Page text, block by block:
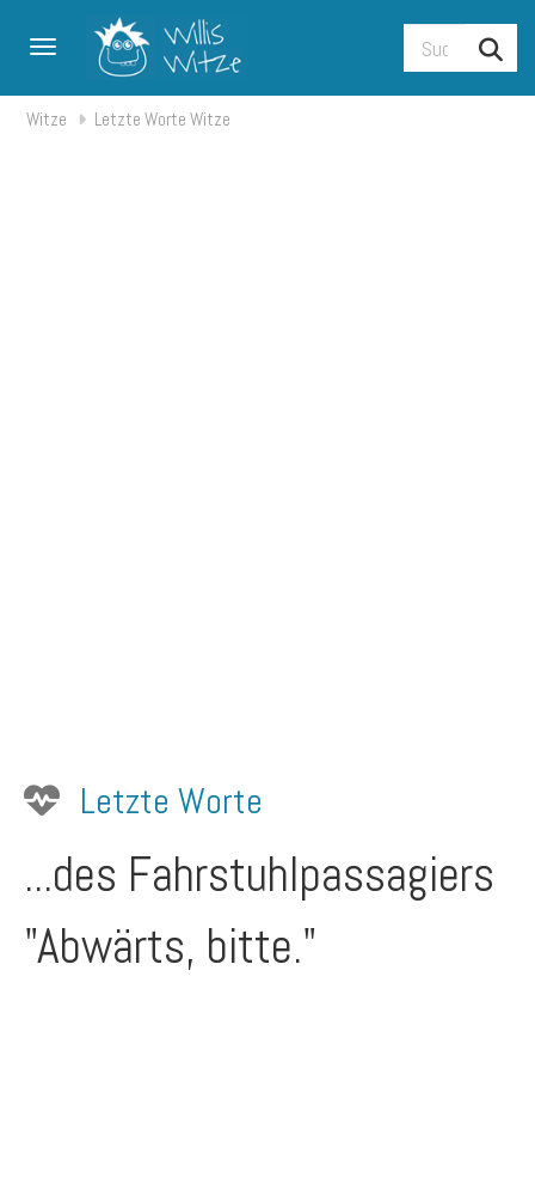
Toggle navigation
Witze Letzte Worte Witze
Letzte Worte
...des Fahrstuhlpassagiers
"Abwärts, bitte."